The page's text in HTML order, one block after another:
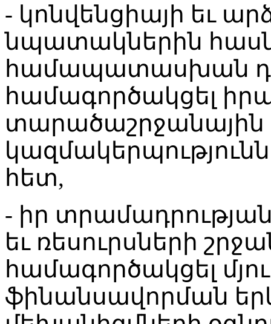
- կոնվենցիայի եւ
նպատակներին
համապատասխան
համագործակցել
հետ,
- իր
եւ ռեսուրսների
համագործակցել
ֆինանսավորման